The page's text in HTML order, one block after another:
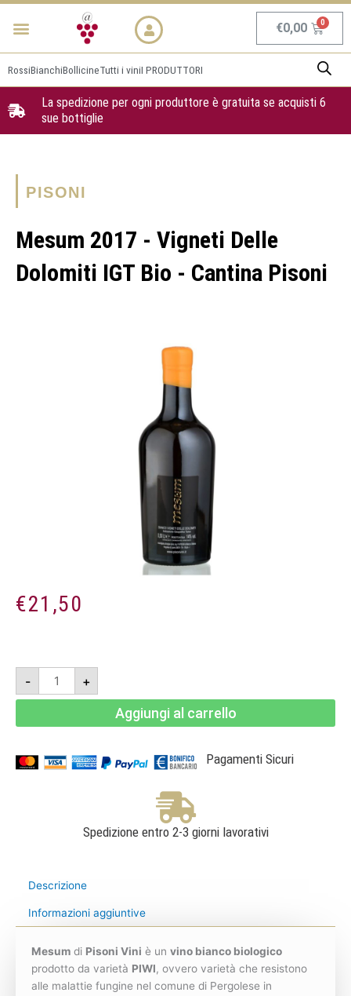
Vai
Menu €0,00
RossiBianchiBollicineTutti i viniI PRODUTTORI
La spedizione per ogni produttore è gratuita se acquisti 6
sue bottiglie
PISONI
Mesum 2017 - Vigneti Delle
Dolomiti IGT Bio - Cantina Pisoni
€21,50
-
Mesum
2017
-
Vigneti
Cantina
Pisoni
+
Aggiungi al carrello
Pagamenti Sicuri
Spedizione entro 2-3 giorni lavorativi
Descrizione
Informazioni aggiuntive
Mesum di Pisoni Vini è un vino bianco biologico
prodotto da varietà PIWI, ovvero varietà che resistono
alle malattie fungine nel comune di Pergolese in